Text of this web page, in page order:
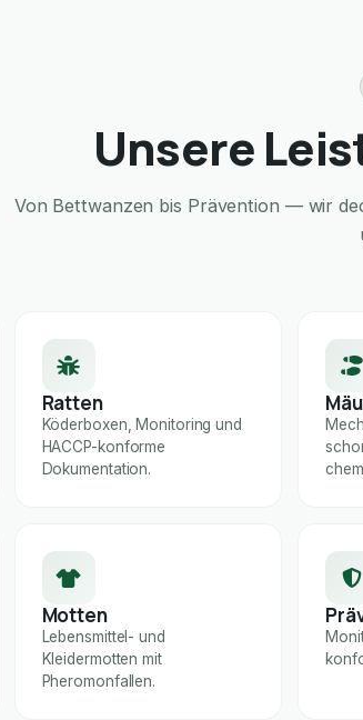
Unsere
Von Bettwanzen bis Prävention — wir
Ratten
Köderboxen, Monitoring und
HACCP-konforme
Dokumentation.
Motten
Lebensmittel- und
Kleidermotten mit
Pheromonfallen.